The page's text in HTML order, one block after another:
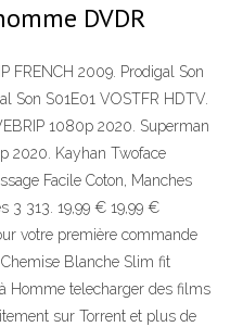
DVDR
FRENCH 2009. Prodigal Son
Son S01E01 VOSTFR HDTV.
1080p 2020. Superman
2020. Kayhan Twoface
Facile Coton, Manches
3 313. 19,99 € 19,99 €
votre première commande
Blanche Slim fit
Homme telecharger des films
sur Torrent et plus de